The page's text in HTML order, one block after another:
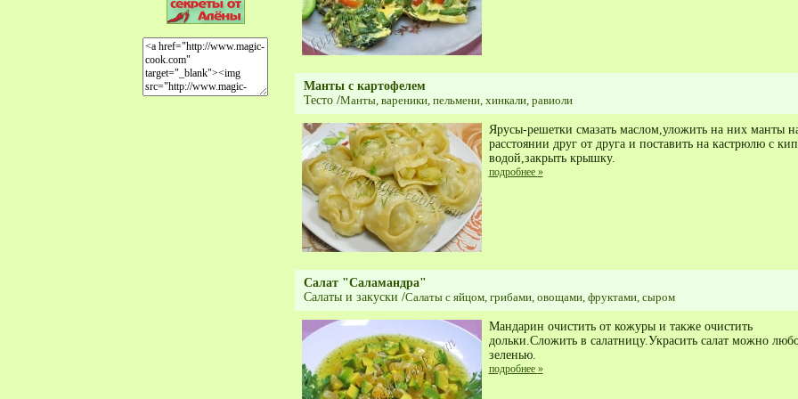
Манты с картофелем
Тесто/Мaнты, вареники, пельмени, хинкали, равиоли
Ярусы-решетки смазать маслом,уложить на них манты
расстоянии друг от друга и поставить на кастрюлю с
водой,закрыть крышку.
подробнее »
Салат "Саламандра"
Салаты и закуски /Салаты с яйцом, грибами, овощами, фруктами, сыром
Мандарин очистить от кожуры и также очистить
дольки.Сложить в салатницу.Украсить салат можно
зеленью.
подробнее »